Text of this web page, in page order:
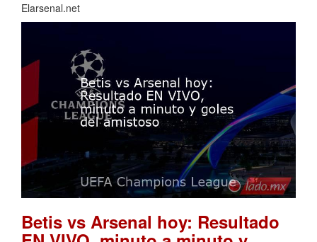
Elarsenal.net
Betis vs Arsenal hoy: Resultado